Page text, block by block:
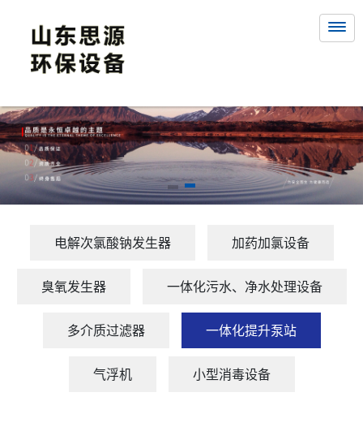
电解次氯酸钠发生器 加药加氯设备
臭氧发生器 一体化污水、净水处理设备
多介质过滤器 一体化提升泵站
气浮机 小型消毒设备